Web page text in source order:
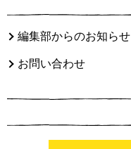
編集部からのお知らせ
お問い合わせ